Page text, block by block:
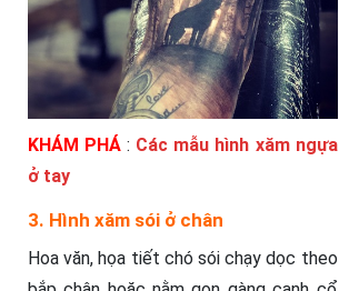
KHÁM PHÁ : Các mẫu hình xăm ngựa
ở tay
3. Hình xăm sói ở chân
Hoa văn, họa tiết chó sói chạy dọc theo